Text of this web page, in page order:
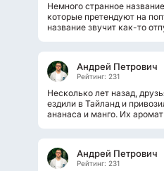
Немного странное
которые претендуют на
название звучит как-то
Андрей Петрович
Рейтинг: 231
Несколько лет назад,
ездили в Тайланд и
ананаса и манго. Их
Андрей Петрович
Рейтинг: 231